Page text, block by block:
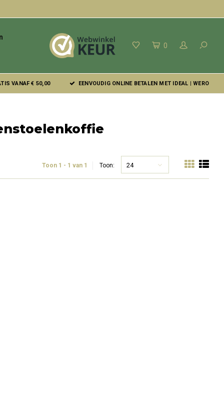
0
VANAF € 50,00 EENVOUDIG ONLINE BETALEN MET IDEAL | WERO
Toon 1 - 1 van 1 Toon: 24